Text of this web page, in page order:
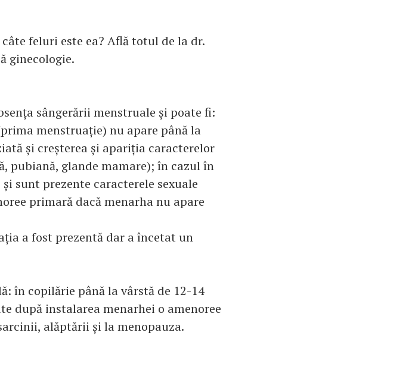
feluri este ea? Află totul de la dr.
ginecologie.
sângerării menstruale și poate fi:
menstruație) nu apare până la
și creșterea și apariția caracterelor
pubiană, glande mamare); în cazul în
sunt prezente caracterele sexuale
primară dacă menarha nu apare
a fost prezentă dar a încetat un
în copilărie până la vârstă de 12-14
după instalarea menarhei o amenoree
alăptării și la menopauza.